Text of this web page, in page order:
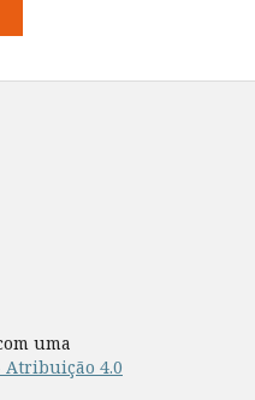
uma
Atribuição 4.0